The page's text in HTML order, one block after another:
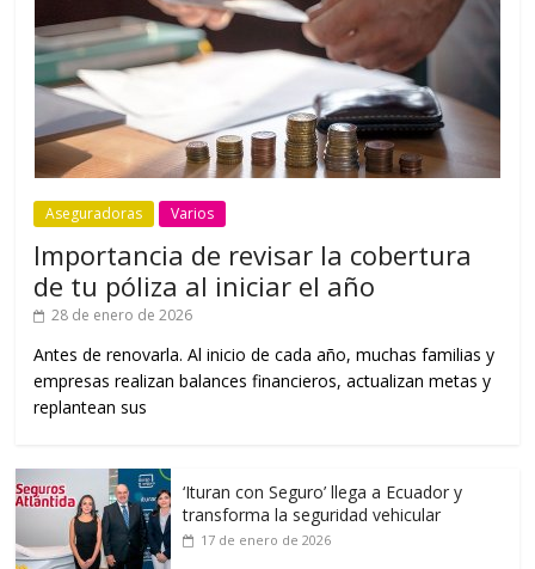
Aseguradoras Varios
Importancia de revisar la cobertura
de tu póliza al iniciar el año
28 de enero de 2026
Antes de renovarla. Al inicio de cada año, muchas familias y
empresas realizan balances financieros, actualizan metas y
replantean sus
‘Ituran con Seguro’ llega a Ecuador y
transforma la seguridad vehicular
17 de enero de 2026